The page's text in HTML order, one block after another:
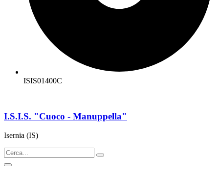
ISIS01400C
I.S.I.S. "Cuoco - Manuppella"
Isernia (IS)